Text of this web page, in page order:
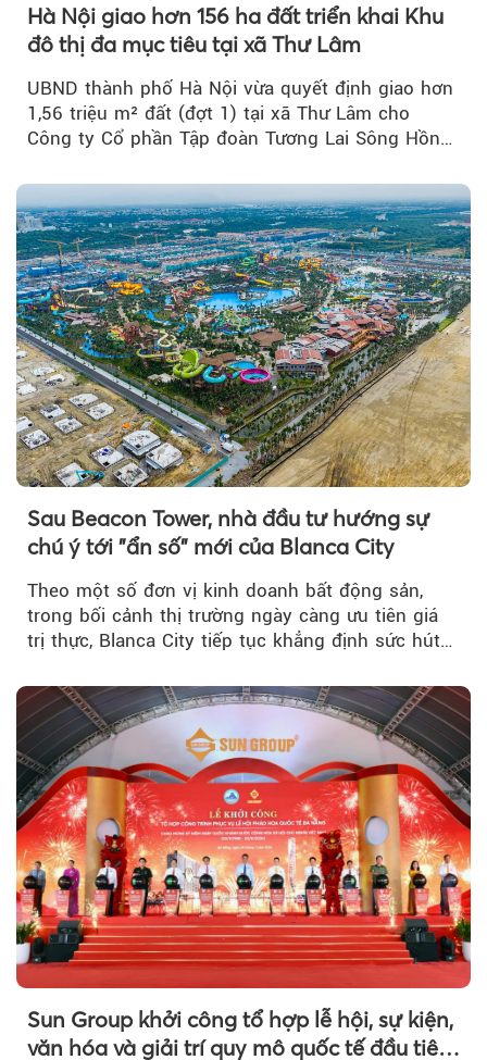
Hà Nội giao hơn 156 ha đất triển khai Khu
đô thị đa mục tiêu tại xã Thư Lâm
UBND thành phố Hà Nội vừa quyết định giao hơn
1,56 triệu m² đất (đợt 1) tại xã Thư Lâm cho
Công ty Cổ phần Tập đoàn Tương Lai Sông Hồng
Sau Beacon Tower, nhà đầu tư hướng sự
chú ý tới "ẩn số" mới của Blanca City
Theo một số đơn vị kinh doanh bất động sản,
trong bối cảnh thị trường ngày càng ưu tiên giá
trị thực, Blanca City tiếp tục khẳng định sức hút
Sun Group khởi công tổ hợp lễ hội, sự kiện,
văn hóa và giải trí quy mô quốc tế đầu tiên